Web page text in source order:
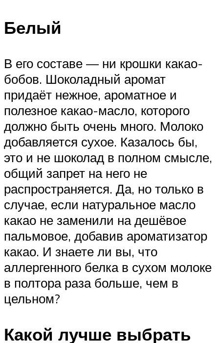
Белый
В его составе — ни крошки какао-
бобов. Шоколадный аромат
придаёт нежное, ароматное и
полезное какао-масло, которого
должно быть очень много. Молоко
добавляется сухое. Казалось бы,
это и не шоколад в полном смысле,
общий запрет на него не
распространяется. Да, но только в
случае, если натуральное масло
какао не заменили на дешёвое
пальмовое, добавив ароматизатор
какао. И знаете ли вы, что
аллергенного белка в сухом молоке
в полтора раза больше, чем в
цельном?
Какой лучше выбрать